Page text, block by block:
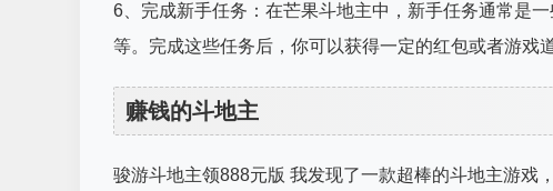
6、完成新手任务：在芒果斗地主中，新手任务通常是
等。完成这些任务后，你可以获得一定的红包或者游戏
赚钱的斗地主
骏游斗地主领888元版 我发现了一款超棒的斗地主游戏